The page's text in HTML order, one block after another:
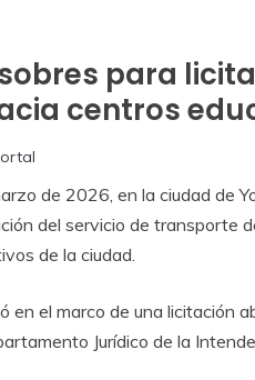
para
centros
de 2026, en la ciudad de
del servicio de transporte
de la ciudad.
en el marco de una licitación
Jurídico de la